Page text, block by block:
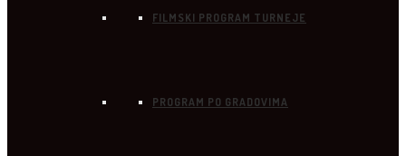
FILMSKI PROGRAM TURNEJE
PROGRAM PO GRADOVIMA